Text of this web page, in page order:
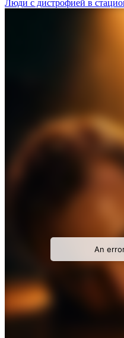
Люди с дистрофией в